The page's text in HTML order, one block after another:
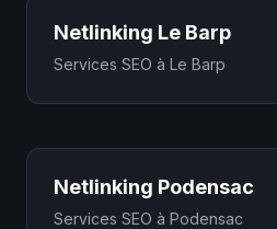
Netlinking Le Barp
Services SEO à Le Barp
Netlinking Podensac
Services SEO à Podensac